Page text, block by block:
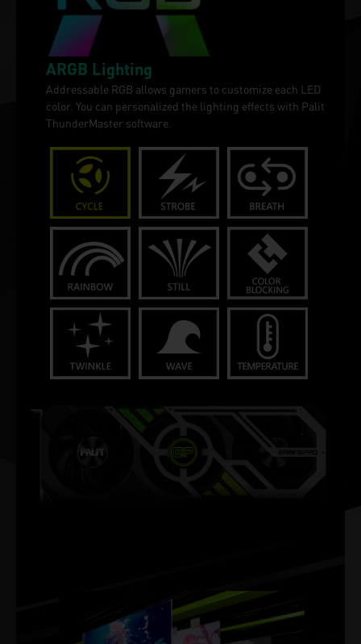
ARGB Lighting
Addressable RGB allows gamers to customize each LED
color. You can personalized the lighting effects with Palit
ThunderMaster software.